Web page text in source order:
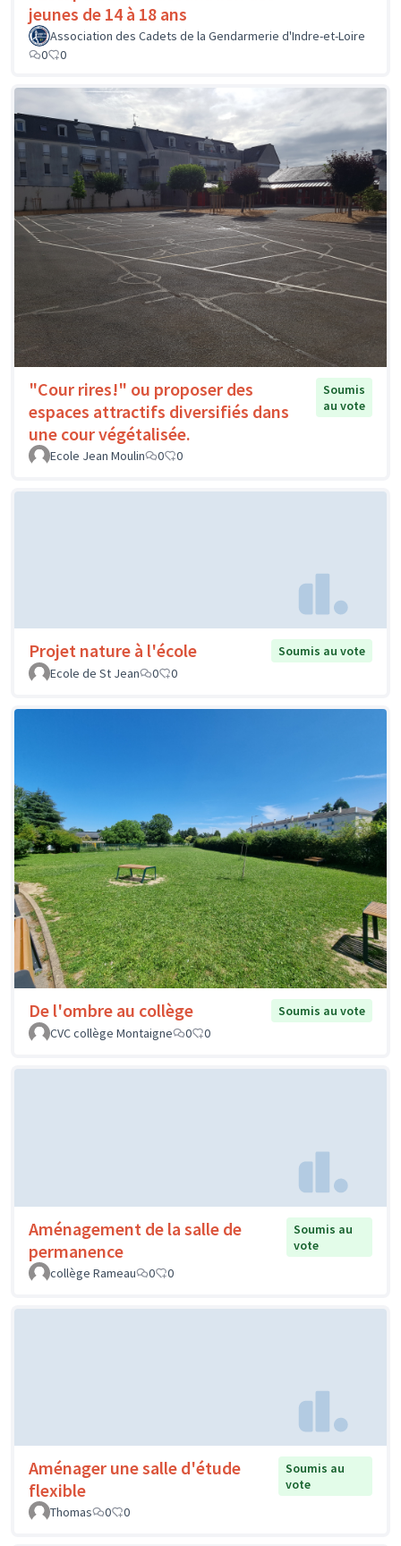
jeunes de 14 à 18 ans
Association des Cadets de la Gendarmerie d'Indre-et-Loire
0
0
"Cour rires!" ou proposer des
espaces attractifs diversifiés dans
une cour végétalisée.
Soumis
au vote
Ecole Jean Moulin 0 0
Projet nature à l'école
Soumis au vote
Ecole de St Jean
0 0
De l'ombre au collège
Soumis au vote
CVC collège Montaigne
0 0
Aménagement de la salle de
permanence
Soumis au
vote
collège Rameau
0 0
Aménager une salle d'étude
flexible
Soumis au
vote
Thomas
0 0